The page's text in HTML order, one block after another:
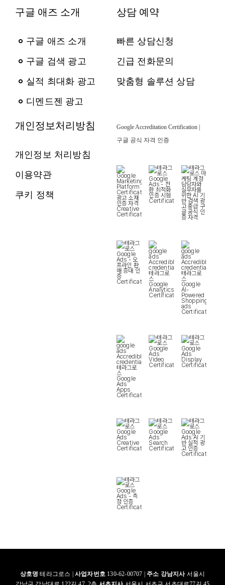
구글 애즈 소개
구글 애즈 소개
구글 검색 광고
실적 최대화 광고
디멘드젠 광고
상담 예약
빠른 상담신청
긴급 전화문의
맞춤형 솔루션 상담
개인정보처리방침
개인정보 처리방침
이용약관
쿠키 정책
Google Accreditation Certification |
구글 공식 자격 인증
상호명 테라그로스 | 사업자번호130-62-00707 | 주소 강남지사서울시